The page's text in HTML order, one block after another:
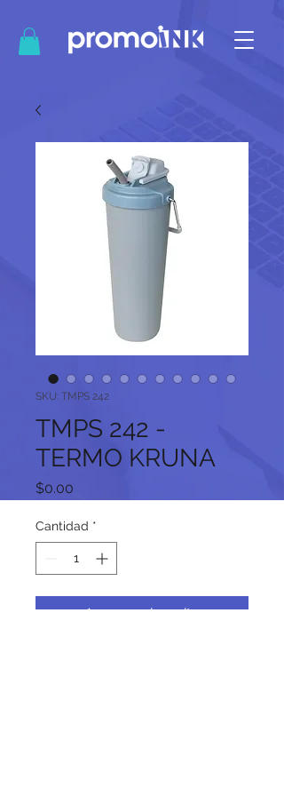
SKU: TMPS 242
TMPS 242 -
TERMO KRUNA
$0.00
Cantidad *
Agregar al carrito